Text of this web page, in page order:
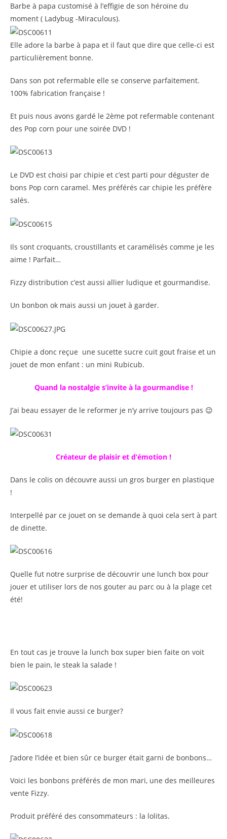
Barbe à papa customisé à l’effigie de son héroïne du
moment ( Ladybug -Miraculous).
Elle adore la barbe à papa et il faut que dire que celle-ci est
particulièrement bonne.
Dans son pot refermable elle se conserve parfaitement.
100% fabrication française !
Et puis nous avons gardé le 2ème pot refermable contenant
des Pop corn pour une soirée DVD !
Le DVD est choisi par chipie et c’est parti pour déguster de
bons Pop corn caramel. Mes préférés car chipie les préfère
salés.
Ils sont croquants, croustillants et caramélisés comme je les
aime ! Parfait…
Fizzy distribution c’est aussi allier ludique et gourmandise.
Un bonbon ok mais aussi un jouet à garder.
Chipie a donc reçue une sucette sucre cuit gout fraise et un
jouet de mon enfant : un mini Rubicub.
Quand la nostalgie s’invite à la gourmandise !
J’ai beau essayer de le reformer je n’y arrive toujours pas 😉
Créateur de plaisir et d’émotion !
Dans le colis on découvre aussi un gros burger en plastique
!
Interpellé par ce jouet on se demande à quoi cela sert à part
de dinette.
Quelle fut notre surprise de découvrir une lunch box pour
jouer et utiliser lors de nos gouter au parc ou à la plage cet
été!
En tout cas je trouve la lunch box super bien faite on voit
bien le pain, le steak la salade !
Il vous fait envie aussi ce burger?
J’adore l’idée et bien sûr ce burger était garni de bonbons…
Voici les bonbons préférés de mon mari, une des meilleures
vente Fizzy.
Produit préféré des consommateurs : la lolitas.